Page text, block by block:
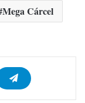
Mega Cárcel